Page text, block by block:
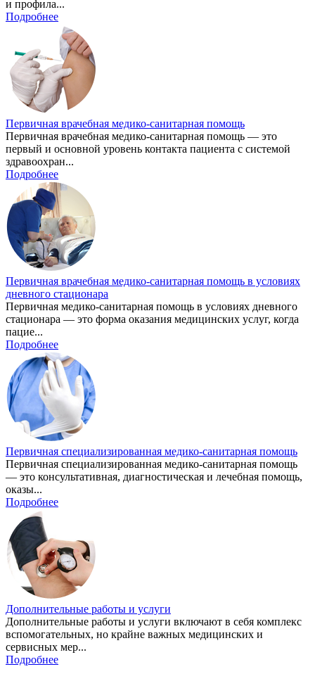
и профила...
Подробнее
Первичная врачебная медико-санитарная помощь
Первичная врачебная медико-санитарная помощь — это
первый и основной уровень контакта пациента с системой
здравоохран...
Подробнее
Первичная врачебная медико-санитарная помощь в условиях
дневного стационара
Первичная медико-санитарная помощь в условиях дневного
стационара — это форма оказания медицинских услуг, когда
пацие...
Подробнее
Первичная специализированная медико-санитарная помощь
Первичная специализированная медико-санитарная помощь
— это консультативная, диагностическая и лечебная помощь,
оказы...
Подробнее
Дополнительные работы и услуги
Дополнительные работы и услуги включают в себя комплекс
вспомогательных, но крайне важных медицинских и
сервисных мер...
Подробнее